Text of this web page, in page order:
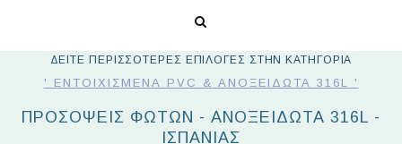
ΔΕΙΤΕ ΠΕΡΙΣΣΟΤΕΡΕΣ ΕΠΙΛΟΓΕΣ ΣΤΗΝ ΚΑΤΗΓΟΡΙΑ
' ΕΝΤΟΙΧΙΣΜΈΝΑ PVC & ΑΝΟΞΕΊΔΩΤΑ 316L '
ΠΡΟΣΌΨΕΙΣ ΦΏΤΩΝ - ΑΝΟΞΕΊΔΩΤΑ 316L -
ΙΣΠΑΝΊΑΣ